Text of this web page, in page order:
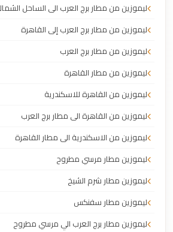
ليموزين من مطار برج العرب الى الساحل الشمالي
ليموزين من مطار برج العرب إلى القاهرة
ليموزين من مطار برج العرب
ليموزين من مطار القاهرة
ليموزين من القاهرة للاسكندرية
ليموزين من القاهرة الى مطار برج العرب
ليموزين من الاسكندرية الى مطار القاهرة
ليموزين مطار مرسي مطروح
ليموزين مطار شرم الشيخ
ليموزين مطار سفنكس
ليموزين مطار برج العرب الي مرسي مطروح